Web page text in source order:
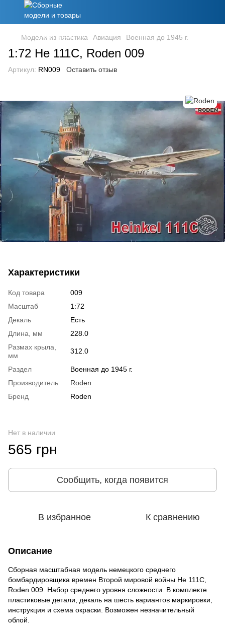
Модели из пластика Авиация Военная до 1945 г.
1:72 He 111C, Roden 009
Артикул: RN009 Оставить отзыв
Характеристики
Код товара
009
Масштаб
1:72
Декаль
Есть
Длина, мм
228.0
Размах крыла,
мм
312.0
Раздел
Военная до 1945 г.
Производитель
Roden
Бренд
Roden
Нет в наличии
565 грн
Сообщить, когда появится
В избранное К сравнению
Описание
Сборная масштабная модель немецкого среднего
бомбардировщика времен Второй мировой войны He 111C,
Roden 009. Набор среднего уровня сложности. В комплекте
пластиковые детали, декаль на шесть вариантов маркировки,
инструкция и схема окраски. Возможен незначительный
облой.